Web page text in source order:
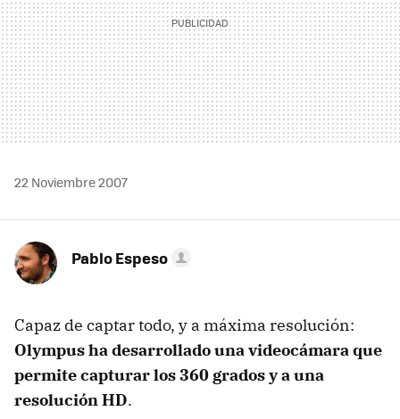
22 Noviembre 2007
Pablo Espeso
Capaz de captar todo, y a máxima resolución:
Olympus ha desarrollado una videocámara que
permite capturar los 360 grados y a una
resolución HD.